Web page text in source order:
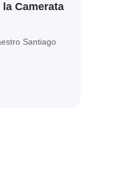
Camerata
Santiago